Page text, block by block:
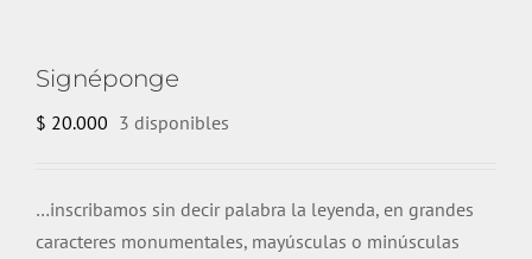
Signéponge
$ 20.000 3 disponibles
…inscribamos sin decir palabra la leyenda, en grandes
caracteres monumentales, mayúsculas o minúsculas